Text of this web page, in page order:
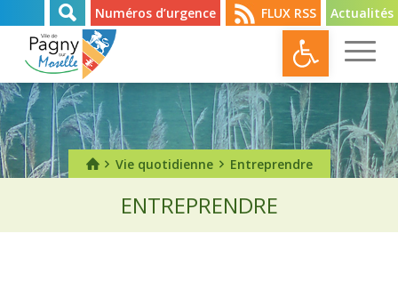
Ouvrir
Numéros d’urgence FLUX RSS Actualités
Vie quotidienne Entreprendre
ENTREPRENDRE